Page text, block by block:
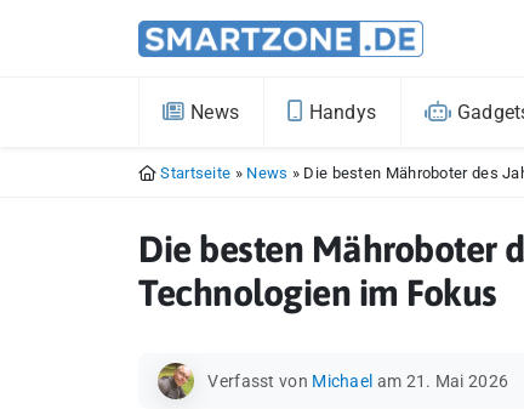
News Handys
Startseite » News » Die besten Mähroboter des
Die besten Mähroboter
Technologien im Fokus
Verfasst von Michael am 21. Mai 2026